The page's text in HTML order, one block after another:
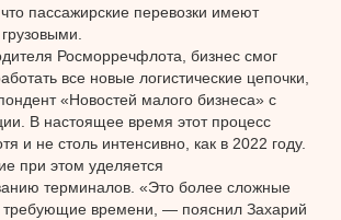
пассажирские перевозки имеют
Росморречфлота, бизнес смог
все новые логистические цепочки,
«Новостей малого бизнеса» с
В настоящее время этот процесс
и не столь интенсивно, как в 2022 году.
при этом уделяется
терминалов. «Это более сложные
требующие времени, — пояснил Захарий